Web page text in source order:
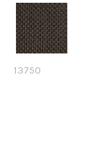
13750